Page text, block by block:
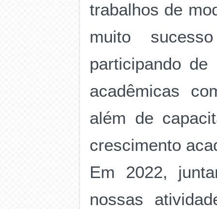
trabalhos de
muito
participando
acadêmicas
além de
crescimento
Em 2022,
nossas